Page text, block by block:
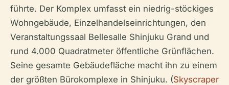
führte. Der Komplex umfasst ein niedrig-stöckiges
Wohngebäude, Einzelhandelseinrichtungen, den
Veranstaltungssaal Bellesalle Shinjuku Grand und
rund 4.000 Quadratmeter öffentliche Grünflächen.
Seine gesamte Gebäudefläche macht ihn zu einem
der größten Bürokomplexe in Shinjuku. (Skyscraper